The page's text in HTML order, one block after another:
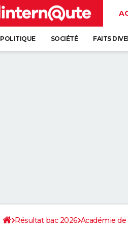
POLITIQUE SOCIÉTÉ FAITS
Résultat bac 2026 Académie de